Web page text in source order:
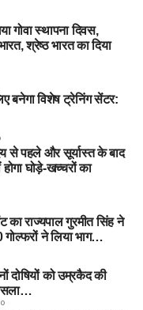
गोवा स्थापना दिवस,
श्रेष्ठ भारत का दिया
बनेगा विशेष ट्रेनिंग सेंटर:
से पहले और सूर्यास्त के बाद
होगा घोड़े-खच्चरों का
का राज्यपाल गुरमीत सिंह ने
ने लिया भाग…
दोषियों को उम्रकैद की